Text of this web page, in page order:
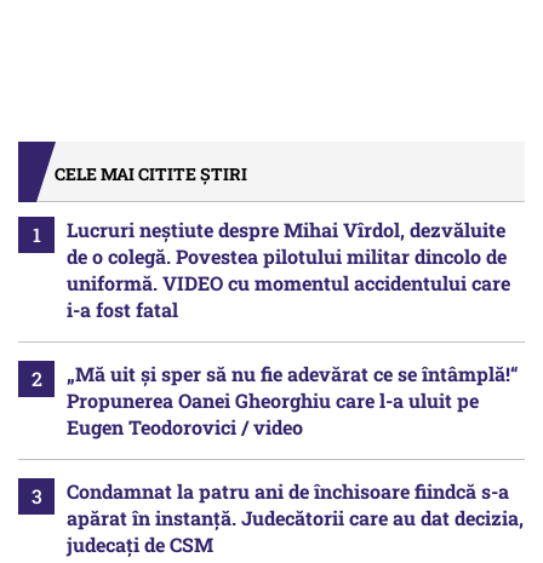
CELE MAI CITITE ȘTIRI
Lucruri neștiute despre Mihai Vîrdol, dezvăluite
de o colegă. Povestea pilotului militar dincolo de
uniformă. VIDEO cu momentul accidentului care
i-a fost fatal
„Mă uit și sper să nu fie adevărat ce se întâmplă!“
Propunerea Oanei Gheorghiu care l-a uluit pe
Eugen Teodorovici / video
Condamnat la patru ani de închisoare fiindcă s-a
apărat în instanță. Judecătorii care au dat decizia,
judecați de CSM